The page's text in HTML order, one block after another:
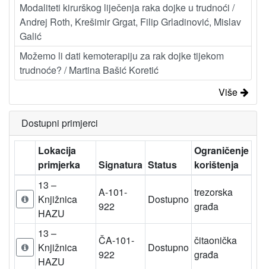
Modaliteti kirurškog liječenja raka dojke u trudnoći /
Andrej Roth, Krešimir Grgat, Filip Grladinović, Mislav
Galić
Možemo li dati kemoterapiju za rak dojke tijekom
trudnoće? / Martina Bašić Koretić
Više
Dostupni primjerci
Lokacija
primjerka
Signatura Status
Ograničenje
korištenja
13 –
Knjižnica
HAZU
A-101-
922
Dostupno
trezorska
građa
13 –
Knjižnica
HAZU
ČA-101-
922
Dostupno
čitaonička
građa